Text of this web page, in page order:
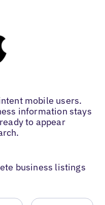
mobile users.
information stays
to appear
business listings